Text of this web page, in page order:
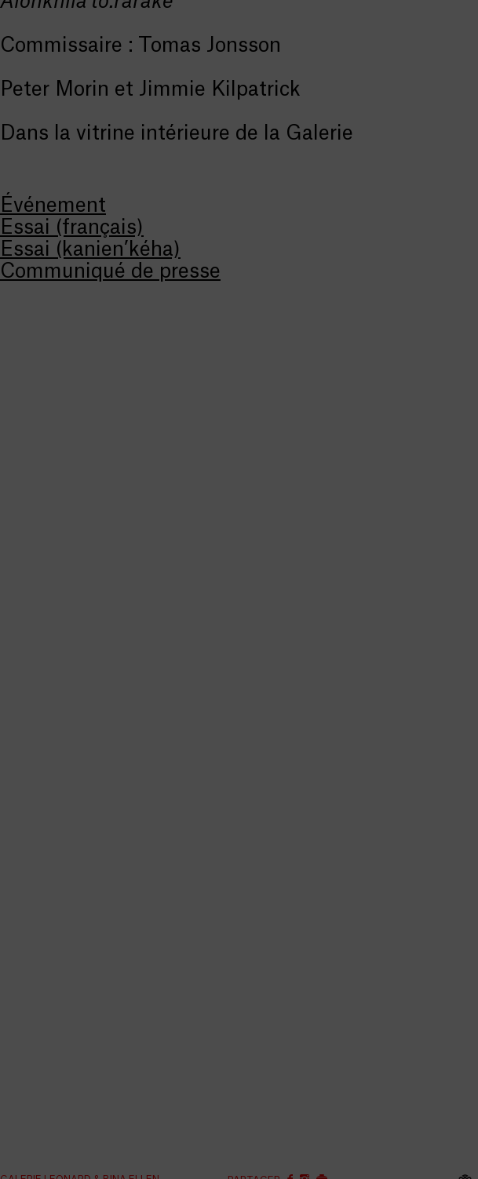
Commissaire : Tomas Jonsson
Peter Morin et Jimmie Kilpatrick
Dans la vitrine intérieure de la Galerie
Événement
Essai (français)
Essai (kanien’kéha)
Communiqué de presse